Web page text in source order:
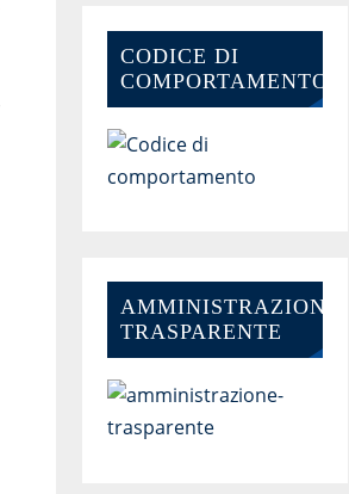
CODICE DI
COMPORTAMENTO
AMMINISTRAZIONE-
TRASPARENTE